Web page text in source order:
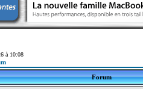
à 10:08
Forum